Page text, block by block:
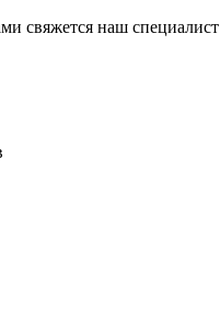
свяжется наш специалист